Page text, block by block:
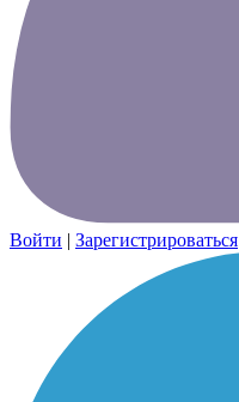
Войти | Зарегистрироваться